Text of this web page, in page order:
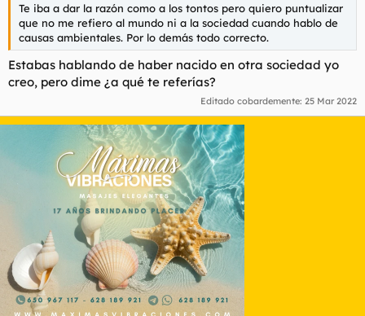
Te iba a dar la razón como a los tontos pero quiero puntualizar
que no me refiero al mundo ni a la sociedad cuando hablo de
causas ambientales. Por lo demás todo correcto.
Estabas hablando de haber nacido en otra sociedad yo
creo, pero dime ¿a qué te referías?
Editado cobardemente: 25 Mar 2022